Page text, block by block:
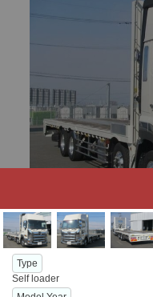
Type
Self loader